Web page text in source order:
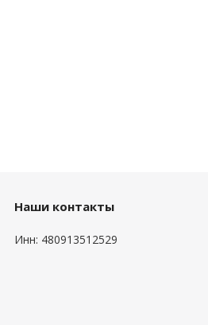
Наши контакты
Инн: 480913512529